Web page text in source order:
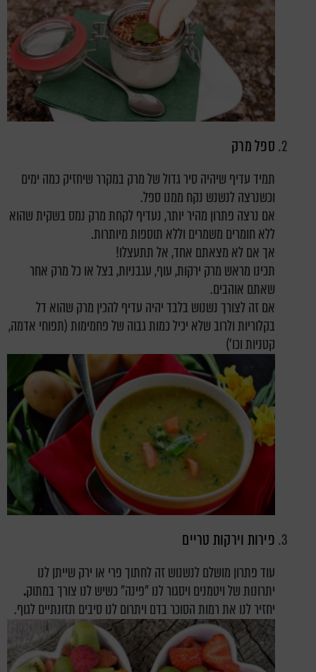
ספל מרק
תמיד עדיף שיהיה סיר גדול של מרק במקרר שיחזיק כמה ימים
וכשנרצה לנשנש נקח ממנו ספל.
אם נרצה פתרון מהיר יותר, נעדיף לקחת מרק נמס בשקית שהוא
ללא חומרים משמרים וללא תוספות מיותרות.
אך אם לא מצאתם אחד, אל תתעצלו!
תכינו מראש מרק ירקות, עוף, עגבניות, בצל או כל מרק אחר
שאתם אוהבים.
אם זה לצורך נשנוש בלבד יהיה עדיף להכין מרק שהוא דל
בקלוריות ולרוב שלא יכיל כמות גבוה של פחמימות (תפוחי אדמה,
קטניות וכו')
פירות וירקות טריים
עוד פתרון מושלם לנשנוש זה לחתוך פרי או ירק שייתן לנו
יתרונות של ויטמנים ויסגור לנו "פינה" כשיש לנו צורך במתוק.
יחזיר לנו את רמות הסוכר בדם ויתרום לנו סיבים תזונתיים לגוף.